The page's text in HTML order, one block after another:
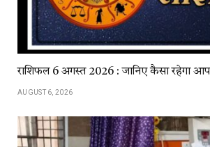
राशिफल 6 अगस्त 2026 : जानिए कैसा रहेगा
AUGUST 6, 2026